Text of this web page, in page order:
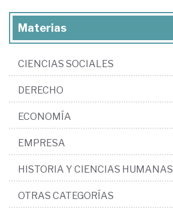
Materias
CIENCIAS SOCIALES
DERECHO
ECONOMÍA
EMPRESA
HISTORIA Y CIENCIAS HUMANAS
OTRAS CATEGORÍAS